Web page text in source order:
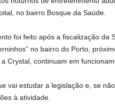
no bairro Bosque da Saúde.
foi feito após a fiscalização da
no bairro do Porto,
Crystal, continuam em
vai estudar a legislação e, se
à atividade.